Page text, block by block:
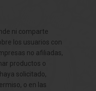
ni comparte
los usuarios con
no afiliadas,
productos o
solicitado,
o en las